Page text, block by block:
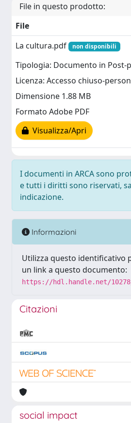
File in questo prodotto:
File
La cultura.pdf
non disponibili
Tipologia: Documento in Post-
Licenza: Accesso chiuso-
Dimensione 1.88 MB
Formato Adobe PDF
Visualizza/Apri
I documenti in ARCA sono
e tutti i diritti sono riservati,
indicazione.
Informazioni
Utilizza questo identificativo
un link a questo documento:
https://hdl.handle.net/
Citazioni
social impact